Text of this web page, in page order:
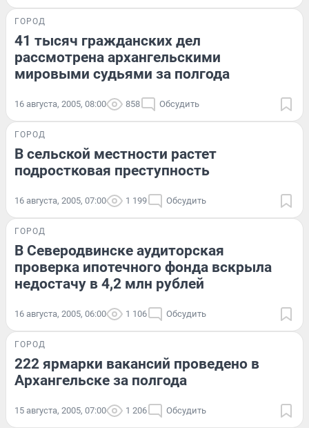
ГОРОД
41 тысяч гражданских дел
рассмотрена архангельскими
мировыми судьями за полгода
16 августа, 2005, 08:00 858 Обсудить
ГОРОД
В сельской местности растет
подростковая преступность
16 августа, 2005, 07:00 1 199 Обсудить
ГОРОД
В Северодвинске аудиторская
проверка ипотечного фонда вскрыла
недостачу в 4,2 млн рублей
16 августа, 2005, 06:00 1 106 Обсудить
ГОРОД
222 ярмарки вакансий проведено в
Архангельске за полгода
15 августа, 2005, 07:00 1 206 Обсудить